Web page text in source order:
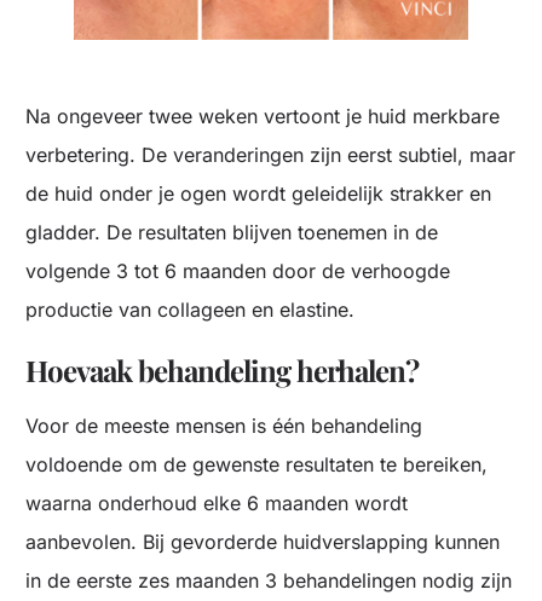
Na ongeveer twee weken vertoont je huid merkbare
verbetering. De veranderingen zijn eerst subtiel, maar
de huid onder je ogen wordt geleidelijk strakker en
gladder. De resultaten blijven toenemen in de
volgende 3 tot 6 maanden door de verhoogde
productie van collageen en elastine.
Hoevaak behandeling herhalen?
Voor de meeste mensen is één behandeling
voldoende om de gewenste resultaten te bereiken,
waarna onderhoud elke 6 maanden wordt
aanbevolen. Bij gevorderde huidverslapping kunnen
in de eerste zes maanden 3 behandelingen nodig zijn